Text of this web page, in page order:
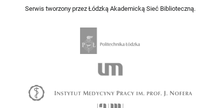
Serwis tworzony przez Łódzką Akademicką Sieć Biblioteczną.